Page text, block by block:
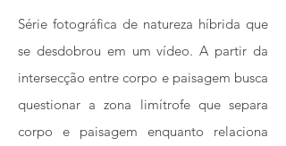
Série fotográfica de natureza híbrida que
se desdobrou em um vídeo. A partir da
intersecção entre corpo e paisagem busca
questionar a zona limítrofe que separa
corpo e paisagem enquanto relaciona